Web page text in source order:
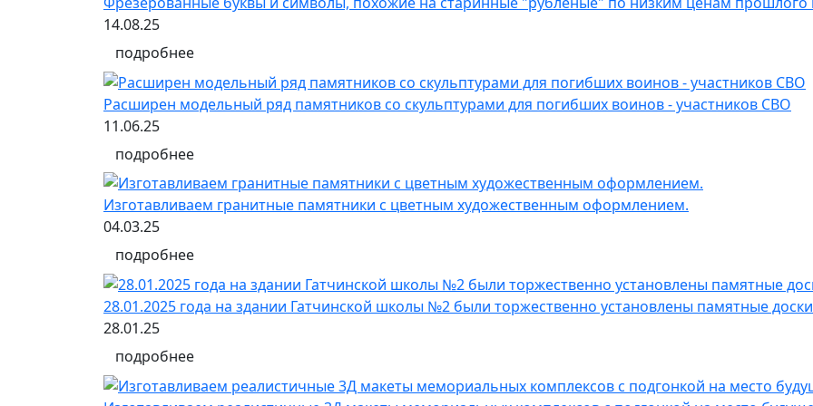
14.08.25
подробнее
Расширен модельный ряд памятников со скульптурами для погибших воинов - участников СВО
11.06.25
подробнее
Изготавливаем гранитные памятники с цветным художественным оформлением.
04.03.25
подробнее
28.01.2025 года на здании Гатчинской школы №2 были торжественно установлены памятные доски
28.01.25
подробнее